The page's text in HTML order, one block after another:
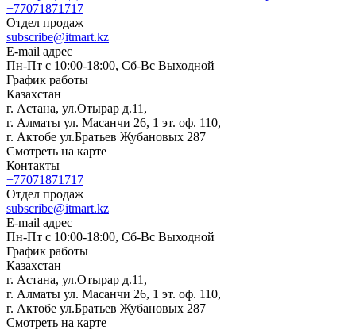
+77071871717
Отдел продаж
subscribe@itmart.kz
E-mail адрес
Пн-Пт с 10:00-18:00, Сб-Вс Выходной
График работы
Казахстан
г. Астана, ул.Отырар д.11,
г. Алматы ул. Масанчи 26, 1 эт. оф. 110,
г. Актобе ул.Братьев Жубановых 287
Смотреть на карте
Контакты
+77071871717
Отдел продаж
subscribe@itmart.kz
E-mail адрес
Пн-Пт с 10:00-18:00, Сб-Вс Выходной
График работы
Казахстан
г. Астана, ул.Отырар д.11,
г. Алматы ул. Масанчи 26, 1 эт. оф. 110,
г. Актобе ул.Братьев Жубановых 287
Смотреть на карте